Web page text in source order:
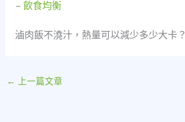
– 飲食均衡
滷肉飯不澆汁，熱量可以減少多少大卡？
← 上一篇文章